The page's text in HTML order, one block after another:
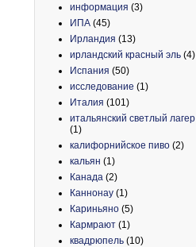
информация (3)
ИПА (45)
Ирландия (13)
ирландский красный эль (4)
Испания (50)
исследование (1)
Италия (101)
итальянский светлый лагер
(1)
калифорнийское пиво (2)
кальян (1)
Канада (2)
Каннонау (1)
Кариньяно (5)
Кармрают (1)
квадрюпель (10)